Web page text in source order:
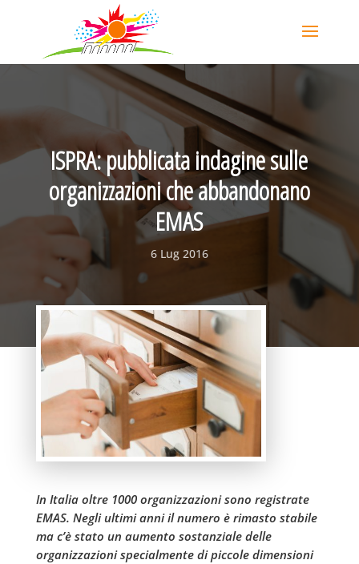
ISPRA: pubblicata indagine sulle
organizzazioni che abbandonano
EMAS
6 Lug 2016
In Italia oltre 1000 organizzazioni sono registrate
EMAS. Negli ultimi anni il numero è rimasto stabile
ma c’è stato un aumento sostanziale delle
organizzazioni specialmente di piccole dimensioni